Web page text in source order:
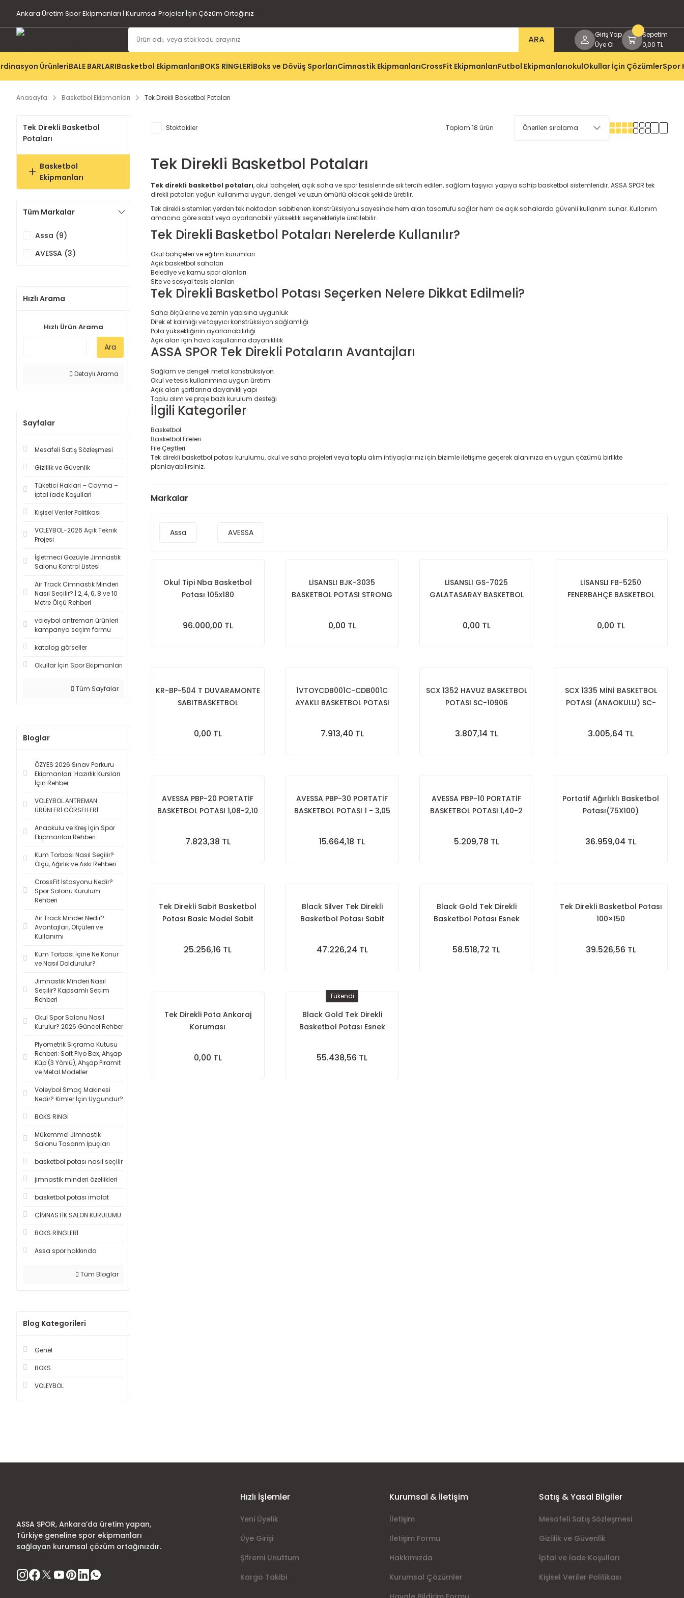
Ankara Üretim Spor Ekipmanları | Kurumsal Projeler İçin Çözüm Ortağınız
ARA
Giriş Yap
Üye Ol
Sepetim
0,00 TL
ÜrünleriBALE BARLARIBasketbol EkipmanlarıBOKS RİNGLERİBoks ve Dövüş SporlarıCimnastik EkipmanlarıCrossFit EkipmanlarıFutbol EkipmanlarıokulOkullar İçin ÇözümlerSpor
Anasayfa Basketbol Ekipmanları Tek Direkli Basketbol Potaları
Tek Direkli Basketbol
Potaları
Basketbol
Ekipmanları
Tüm Markalar
Assa (9)
AVESSA (3)
Hızlı Arama
Hızlı Ürün Arama
Ara
Detaylı Arama
Sayfalar
Mesafeli Satış Sözleşmesi
Gizlilik ve Güvenlik
Tüketici Haklari – Cayma –
İptal İade Koşullari
Kişisel Veriler Politikası
VOLEYBOL-2026 Açık Teknik
Projesi
İşletmeci Gözüyle Jimnastik
Salonu Kontrol Listesi
Air Track Cimnastik Minderi
Nasıl Seçilir? | 2, 4, 6, 8 ve 10
Metre Ölçü Rehberi
voleybol antreman ürünleri
kampanya seçim formu
katalog görseller
Okullar İçin Spor Ekipmanları
Tüm Sayfalar
Bloglar
ÖZYES 2026 Sınav Parkuru
Ekipmanları: Hazırlık Kursları
İçin Rehber
VOLEYBOL ANTREMAN
ÜRÜNLERİ GÖRSELLERİ
Anaokulu ve Kreş İçin Spor
Ekipmanları Rehberi
Kum Torbası Nasıl Seçilir?
Ölçü, Ağırlık ve Askı Rehberi
CrossFit İstasyonu Nedir?
Spor Salonu Kurulum
Rehberi
Air Track Minder Nedir?
Avantajları, Ölçüleri ve
Kullanımı
Kum Torbası İçine Ne Konur
ve Nasıl Doldurulur?
Jimnastik Minderi Nasıl
Seçilir? Kapsamlı Seçim
Rehberi
Okul Spor Salonu Nasıl
Kurulur? 2026 Güncel Rehber
Plyometrik Sıçrama Kutusu
Rehberi: Soft Plyo Box, Ahşap
Küp (3 Yönlü), Ahşap Piramit
ve Metal Modeller
Voleybol Smaç Makinesi
Nedir? Kimler İçin Uygundur?
BOKS RİNGİ
Mükemmel Jimnastik
Salonu Tasarım İpuçları
basketbol potası nasıl seçilir
jimnastik minderi özellikleri
basketbol potası imalat
CİMNASTİK SALON KURULUMU
BOKS RİNGLERİ
Assa spor hakkında
Tüm Bloglar
Blog Kategorileri
Genel
BOKS
VOLEYBOL
Stoktakiler Toplam 18 ürün
Tek Direkli Basketbol Potaları
Tek direkli basketbol potaları, okul bahçeleri, açık saha ve spor tesislerinde sık tercih edilen, sağlam taşıyıcı yapıya sahip basketbol sistemleridir. ASSA SPOR tek
direkli potalar; yoğun kullanıma uygun, dengeli ve uzun ömürlü olacak şekilde üretilir.
Tek direkli sistemler; yerden tek noktadan sabitlenen konstrüksiyonu sayesinde hem alan tasarrufu sağlar hem de açık sahalarda güvenli kullanım sunar. Kullanım
amacına göre sabit veya ayarlanabilir yükseklik seçenekleriyle üretilebilir.
Tek Direkli Basketbol Potaları Nerelerde Kullanılır?
Okul bahçeleri ve eğitim kurumları
Açık basketbol sahaları
Belediye ve kamu spor alanları
Site ve sosyal tesis alanları
Tek Direkli Basketbol Potası Seçerken Nelere Dikkat Edilmeli?
Saha ölçülerine ve zemin yapısına uygunluk
Direk et kalınlığı ve taşıyıcı konstrüksiyon sağlamlığı
Pota yüksekliğinin ayarlanabilirliği
Açık alan için hava koşullarına dayanıklılık
ASSA SPOR Tek Direkli Potaların Avantajları
Sağlam ve dengeli metal konstrüksiyon
Okul ve tesis kullanımına uygun üretim
Açık alan şartlarına dayanıklı yapı
Toplu alım ve proje bazlı kurulum desteği
İlgili Kategoriler
Basketbol
Basketbol Fileleri
File Çeşitleri
Tek direkli basketbol potası kurulumu, okul ve saha projeleri veya toplu alım ihtiyaçlarınız için bizimle iletişime geçerek alanınıza en uygun çözümü birlikte
planlayabilirsiniz.
Markalar
Assa AVESSA
Okul Tipi Nba Basketbol
Potası 105x180
96.000,00 TL
LİSANSLI BJK-3035
BASKETBOL POTASI STRONG
0,00 TL
LİSANSLI GS-7025
GALATASARAY BASKETBOL
0,00 TL
LİSANSLI FB-5250
FENERBAHÇE BASKETBOL
0,00 TL
KR-BP-504 T DUVARAMONTE
SABITBASKETBOL
0,00 TL
1VTOYCDB001C-CDB001C
AYAKLI BASKETBOL POTASI
7.913,40 TL
SCX 1352 HAVUZ BASKETBOL
POTASI SC-10906
3.807,14 TL
SCX 1335 MİNİ BASKETBOL
POTASI (ANAOKULU) SC-
3.005,64 TL
AVESSA PBP-20 PORTATİF
BASKETBOL POTASI 1,08-2,10
7.823,38 TL
AVESSA PBP-30 PORTATİF
BASKETBOL POTASI 1 - 3,05
15.664,18 TL
AVESSA PBP-10 PORTATİF
BASKETBOL POTASI 1,40-2
5.209,78 TL
Portatif Ağırlıklı Basketbol
Potası(75X100)
36.959,04 TL
Tek Direkli Sabit Basketbol
Potası Basic Model Sabit
25.256,16 TL
Black Silver Tek Direkli
Basketbol Potası Sabit
47.226,24 TL
Black Gold Tek Direkli
Basketbol Potası Esnek
58.518,72 TL
Tek Direkli Basketbol Potası
100×150
39.526,56 TL
Tek Direkli Pota Ankaraj
Koruması
0,00 TL
Tükendi
Black Gold Tek Direkli
Basketbol Potası Esnek
55.438,56 TL
ASSA SPOR, Ankara’da üretim yapan,
Türkiye geneline spor ekipmanları
sağlayan kurumsal çözüm ortağınızdır.
Hızlı İşlemler
Yeni Üyelik
Üye Girişi
Şifremi Unuttum
Kargo Takibi
Kurumsal & İletişim
İletişim
İletişim Formu
Hakkımızda
Kurumsal Çözümler
Satış & Yasal Bilgiler
Mesafeli Satış Sözleşmesi
Gizlilik ve Güvenlik
İptal ve İade Koşulları
Kişisel Veriler Politikası